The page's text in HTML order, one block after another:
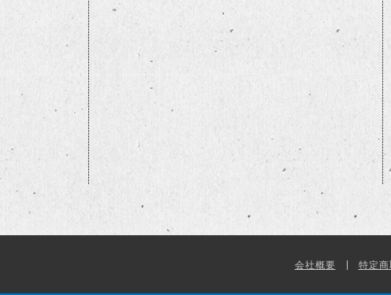
会社概要 特定